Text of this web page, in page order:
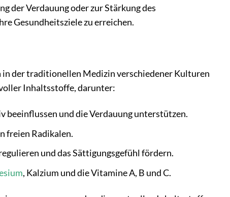
der Verdauung oder zur Stärkung des
Gesundheitsziele zu erreichen.
in der traditionellen Medizin verschiedener Kulturen
Inhaltsstoffe, darunter:
beeinflussen und die Verdauung unterstützen.
freien Radikalen.
und das Sättigungsgefühl fördern.
, Kalzium und die Vitamine A, B und C.